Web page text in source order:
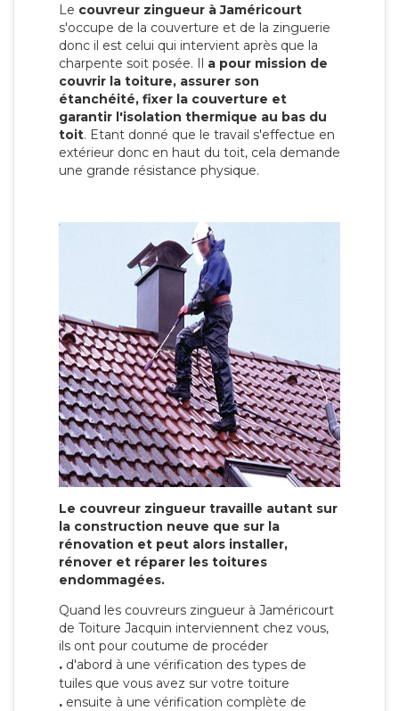
Le couvreur zingueur à Jaméricourt
s'occupe de la couverture et de la zinguerie
donc il est celui qui intervient après que la
charpente soit posée. Il a pour mission de
couvrir la toiture, assurer son
étanchéité, fixer la couverture et
garantir l'isolation thermique au bas du
toit. Etant donné que le travail s'effectue en
extérieur donc en haut du toit, cela demande
une grande résistance physique.
Le couvreur zingueur travaille autant sur
la construction neuve que sur la
rénovation et peut alors installer,
rénover et réparer les toitures
endommagées.
Quand les couvreurs zingueur à Jaméricourt
de Toiture Jacquin interviennent chez vous,
ils ont pour coutume de procéder
. d'abord à une vérification des types de
tuiles que vous avez sur votre toiture
. ensuite à une vérification complète de